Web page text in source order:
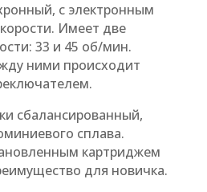
с электронным
Имеет две
33 и 45 об/мин.
ними происходит
сбалансированный,
сплава.
картриджем
для новичка.